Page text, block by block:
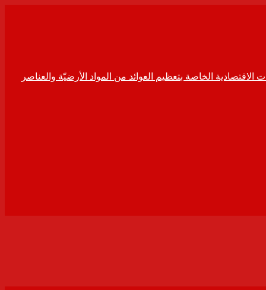
الخاصة بتعظيم العوائد من المواد الأرضيّة والعناصر